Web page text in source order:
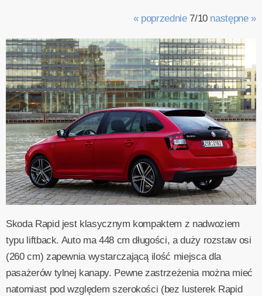
« poprzednie7/10 następne »
Skoda Rapid jest klasycznym kompaktem z nadwoziem
typu liftback. Auto ma 448 cm długości, a duży rozstaw osi
(260 cm) zapewnia wystarczającą ilość miejsca dla
pasażerów tylnej kanapy. Pewne zastrzeżenia można mieć
natomiast pod względem szerokości (bez lusterek Rapid